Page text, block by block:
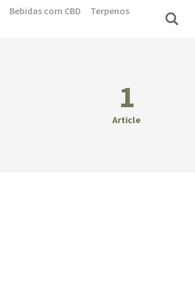
Bebidas com CBD
Terpenos
1
Article